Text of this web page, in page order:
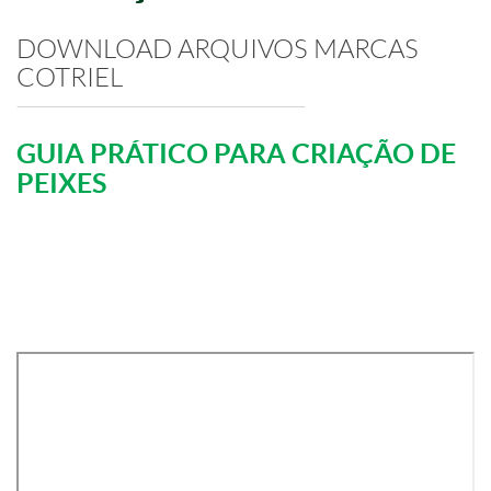
DOWNLOAD ARQUIVOS MARCAS
COTRIEL
GUIA PRÁTICO PARA CRIAÇÃO DE
PEIXES